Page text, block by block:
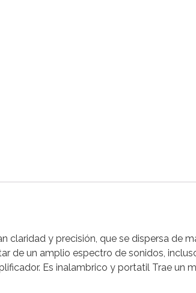
y precisión, que se dispersa de
de un amplio espectro de sonidos,
Es inalambrico y portatil Trae un